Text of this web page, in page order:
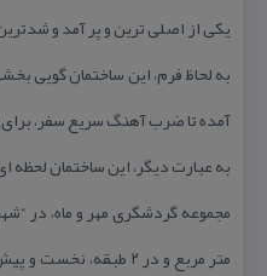
یكی از اصلی ترین و پر آمد و
به لحاظ فرم، این ساختمان گویی
آمده تا ضرب آهنگ سریع سفر،
به عبارت دیگر، این ساختمان
متر مربع و در ۲ طبقه،